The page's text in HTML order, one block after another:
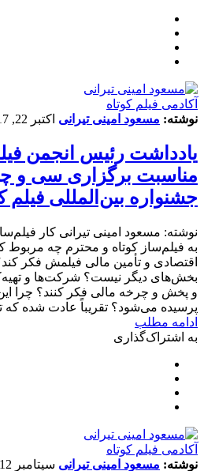
آکادمی فیلم کوتاه
نوشته: مسعود امینی تیرانی اکتبر 22, 2017
یادداشت رئیس انجمن
مناسبت برگزاری سی و
جشنواره بین‌المللی فیلم
نوشته: مسعود امینی تیرانی کار
به فیلم‌ساز کوتاه و محترم چه
اقتصادی و تأمین مالی فیلمش فکر
بخش‌های دیگر نیست؟ شرکت‌ها و
و پخش و چرخه مالی فکر کنند؟ چرا
پرسیده می‌شود؟ تقریباً عادت شده که
ادامه مطلب
به اشتراک‌گذاری
آکادمی فیلم کوتاه
نوشته: مسعود امینی تیرانی سپتامبر 12, 2017